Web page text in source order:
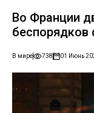
Во Франции
В мире 738 01 Июнь